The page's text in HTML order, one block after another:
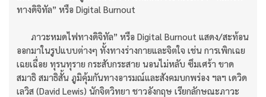
ทางดิจิทัล” หรือ Digital Burnout
ภาวะหมดไฟทางดิจิทัล” หรือ Digital Burnout แสดง/สะท้อน
ออกมาในรูปแบบต่างๆ ทั้งทางร่างกายและจิตใจ เช่น การเพิกเฉย
เฉยเฉื่อย ทุรนทุราย กระสับกระสาย นอนไม่หลับ ซึมเศร้า ขาด
สมาธิ สมาธิสั้น ภูมิคุ้มกันทางอารมณ์และสังคมบกพร่อง ฯลฯ เดวิด
เลวิส (David Lewis) นักจิตวิทยา ชาวอังกฤษ เรียกลักษณะภาวะ